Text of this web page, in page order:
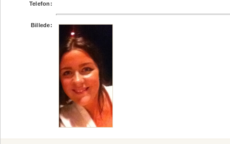
Telefon:
Billede: